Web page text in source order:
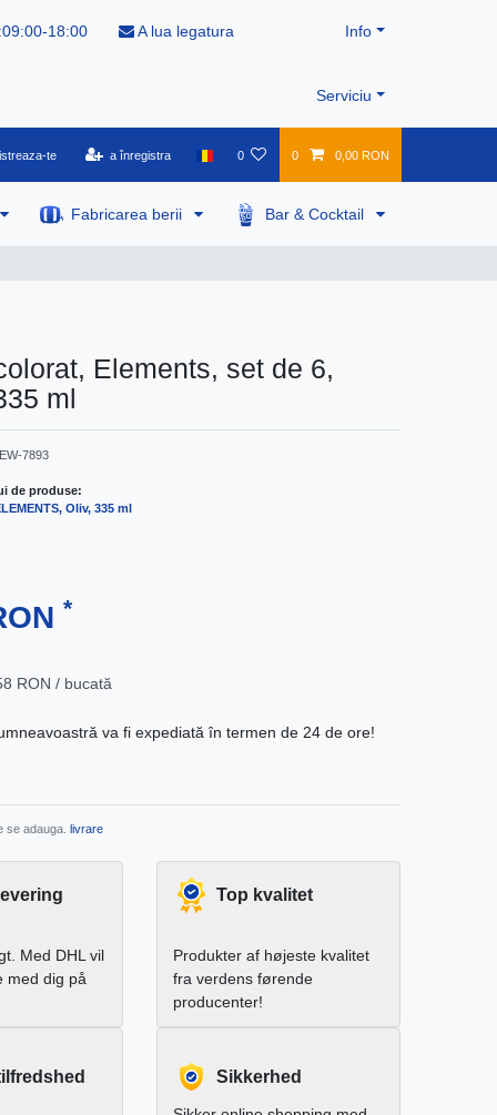
18:00 A lua legatura Info
Serviciu
te a înregistra 0 0 0,00 RON
Fabricarea berii Bar & Cocktail
Elements, set de 6,
ml
7893
de produse:
Oliv, 335 ml
*
RON / bucată
va fi expediată în termen de 24 de ore!
se adauga. livrare
Med DHL vil
med dig på
Top kvalitet
Produkter af højeste kvalitet
fra verdens førende
producenter!
Sikkerhed